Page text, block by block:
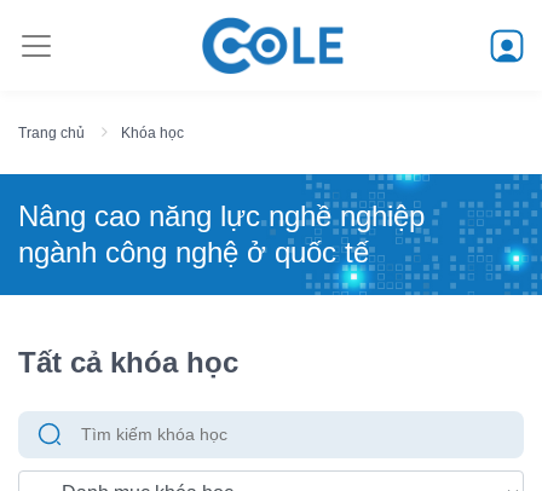
Trang chủ Khóa học
Nâng cao năng lực nghề nghiệp
ngành công nghệ ở quốc tế
Tất cả khóa học